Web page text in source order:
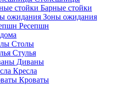
Барные стойки
Зоны ожидания
Ресепшн
Столы
Стулья
Диваны
Кресла
Кроваты